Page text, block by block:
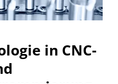
in CNC-